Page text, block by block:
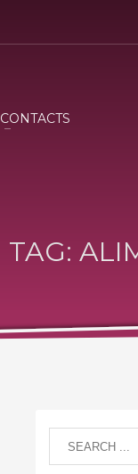
CONTACTS
TAG: